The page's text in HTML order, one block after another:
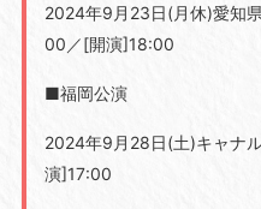
2024年9 月 23日(月休)愛知
00 ／[開演]18:00
■福岡公演
2024年9 月 28日(土)キャナ
演]17:00